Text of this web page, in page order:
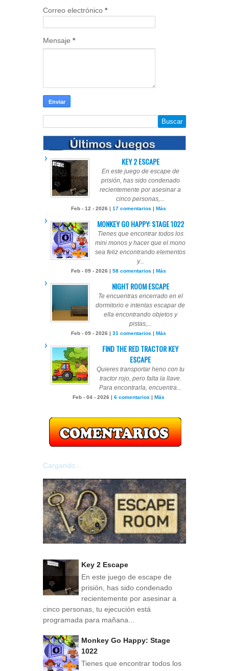
Correo electrónico *
Mensaje *
KEY 2 ESCAPE
En este juego de escape de
prisión, has sido condenado
recientemente por asesinar a
cinco personas,...
Feb - 12 - 2026 | 17 comentarios | Más
MONKEY GO HAPPY: STAGE 1022
Tienes que encontrar todos los
mini monos y hacer que el mono
sea feliz encontrando elementos
y...
Feb - 09 - 2026 | 58 comentarios | Más
NIGHT ROOM ESCAPE
Te encuentras encerrado en el
dormitorio e intentas escapar de
ella encontrando objetos y
pistas,...
Feb - 09 - 2026 | 31 comentarios | Más
FIND THE RED TRACTOR KEY
ESCAPE
Quieres transportar heno con tu
tractor rojo, pero falta la llave.
Para encontrarla, encuentra...
Feb - 04 - 2026 | 6 comentarios | Más
Cargando...
Key 2 Escape
En este juego de escape de
prisión, has sido condenado
recientemente por asesinar a
cinco personas, tu ejecución está
programada para mañana...
Monkey Go Happy: Stage
1022
Tienes que encontrar todos los